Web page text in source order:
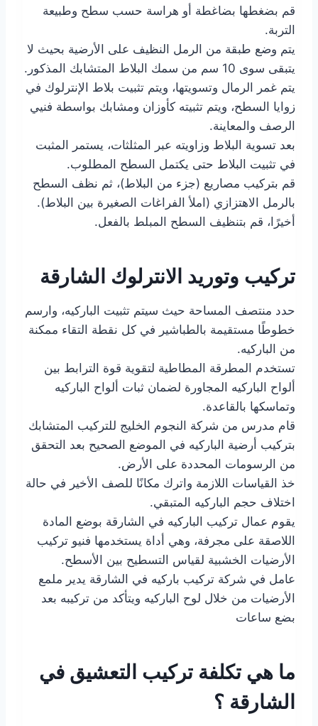
قم بضغطها بضاغطة أو هراسة حسب سطح وطبيعة
التربة.
يتم وضع طبقة من الرمل النظيف على الأرضية بحيث لا
يتبقى سوى 10 سم من سمك البلاط المتشابك المذكور.
يتم غمر الرمال وتسويتها، ويتم تثبيت بلاط الإنترلوك في
زوايا السطح، ويتم تثبيته كأوزان ومشابك بواسطة فنيي
الرصف والمعاينة.
بعد تسوية البلاط وزاويته عبر المثلثات، يستمر المثبت
في تثبيت البلاط حتى يكتمل السطح المطلوب.
قم بتركيب مصاريع (جزء من البلاط)، ثم نظف السطح
بالرمل الاهتزازي (املأ الفراغات الصغيرة بين البلاط).
أخيرًا، قم بتنظيف السطح المبلط بالفعل.
تركيب وتوريد الانترلوك الشارقة
حدد منتصف المساحة حيث سيتم تثبيت الباركيه، وارسم
خطوطًا مستقيمة بالطباشير في كل نقطة التقاء ممكنة
من الباركيه.
تستخدم المطرقة المطاطية لتقوية قوة الترابط بين
ألواح الباركيه المجاورة لضمان ثبات ألواح الباركيه
وتماسكها بالقاعدة.
قام مدرس من شركة النجوم الخليج للتركيب المتشابك
بتركيب أرضية الباركيه في الموضع الصحيح بعد التحقق
من الرسومات المحددة على الأرض.
خذ القياسات اللازمة واترك مكانًا للصف الأخير في حالة
اختلاف حجم الباركيه المتبقي.
يقوم عمال تركيب الباركيه في الشارقة بوضع المادة
اللاصقة على مجرفة، وهي أداة يستخدمها فنيو تركيب
الأرضيات الخشبية لقياس التسطيح بين الأسطح.
عامل في شركة تركيب باركيه في الشارقة يدير ملمع
الأرضيات من خلال لوح الباركيه ويتأكد من تركيبه بعد
بضع ساعات
ما هي تكلفة تركيب التعشيق في
الشارقة ؟